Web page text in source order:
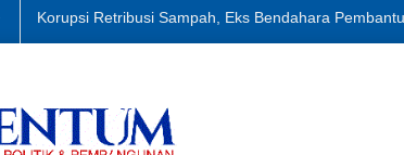
Dugaan Penipuan Oleh Oknum Kadis, Kuasa Hukum